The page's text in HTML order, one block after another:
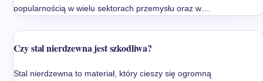
popularnością w wielu sektorach przemysłu oraz w…
Czy stal nierdzewna jest szkodliwa?
Stal nierdzewna to materiał, który cieszy się ogromną